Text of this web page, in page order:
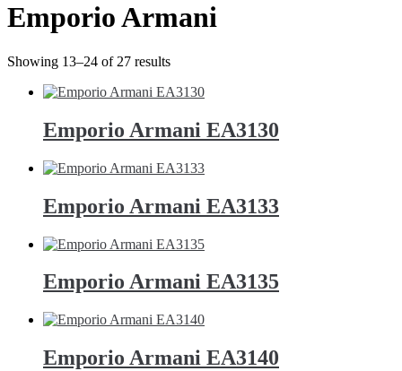
Emporio Armani
Showing 13–24 of 27 results
Emporio Armani EA3130
Emporio Armani EA3133
Emporio Armani EA3135
Emporio Armani EA3140